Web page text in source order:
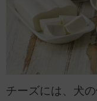
チーズには、犬